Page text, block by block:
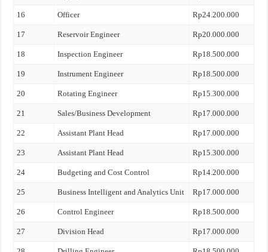
16 Officer Rp24.200.000
17 Reservoir Engineer Rp20.000.000
18 Inspection Engineer Rp18.500.000
19 Instrument Engineer Rp18.500.000
20 Rotating Engineer Rp15.300.000
21 Sales/Business Development Rp17.000.000
22 Assistant Plant Head Rp17.000.000
23 Assistant Plant Head Rp15.300.000
24 Budgeting and Cost Control Rp14.200.000
25 Business Intelligent and Analytics Unit Rp17.000.000
26 Control Engineer Rp18.500.000
27 Division Head Rp17.000.000